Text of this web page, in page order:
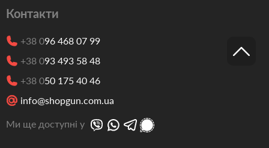
Контакти
+38 096 468 07 99
+38 093 493 58 48
+38 050 175 40 46
info@shopgun.com.ua
Ми ще доступні у